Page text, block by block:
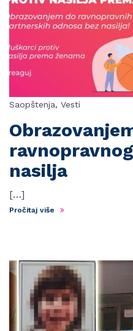
Saopštenja, Vesti
nasilja
[…]
Pročitaj više